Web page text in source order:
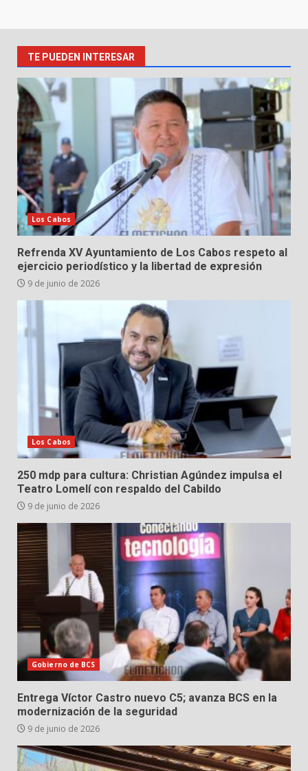
TE PUEDEN INTERESAR
Los Cabos
Refrenda XV Ayuntamiento de Los Cabos respeto al
ejercicio periodístico y la libertad de expresión
9 de junio de 2026
Los Cabos
250 mdp para cultura: Christian Agúndez impulsa el
Teatro Lomelí con respaldo del Cabildo
9 de junio de 2026
Gobierno de BCS
Entrega Víctor Castro nuevo C5; avanza BCS en la
modernización de la seguridad
9 de junio de 2026